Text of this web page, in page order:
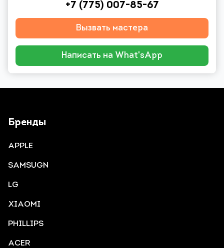
+7 (775) 007-85-67
Вызвать мастера
Написать на What'sApp
Бренды
APPLE
SAMSUGN
LG
XIAOMI
PHILLIPS
ACER